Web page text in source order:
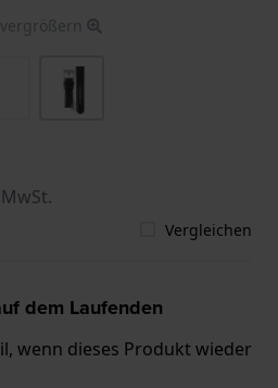
Vergleichen
dem Laufenden
wenn dieses Produkt wieder